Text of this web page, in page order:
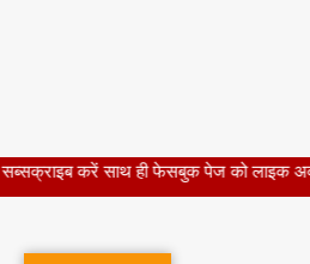
ही फेसबुक पेज को लाइक अवश्य करें।धन्यवाद